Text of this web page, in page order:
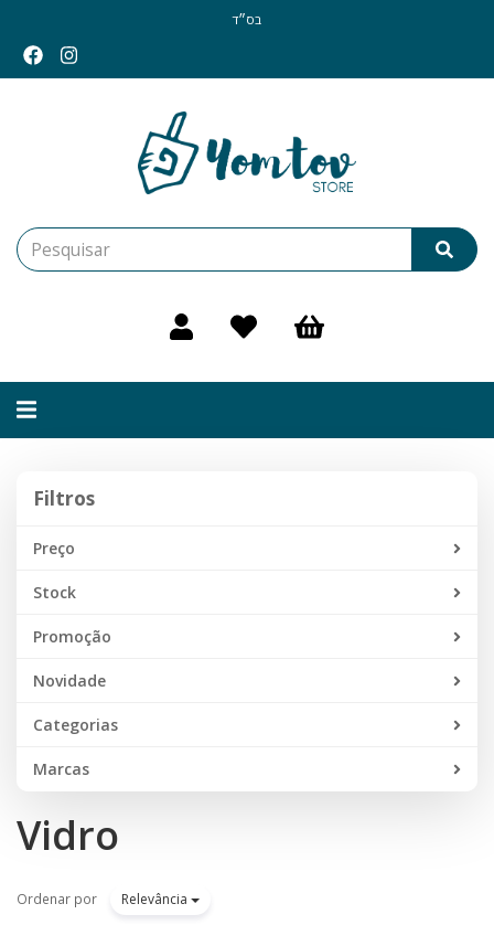
בס״ד
Alternar
Filtros
Preço
Stock
Promoção
Novidade
Categorias
Marcas
Vidro
Ordenar por Relevância